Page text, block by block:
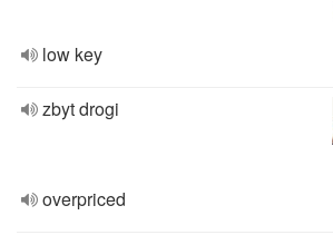
low key
zbyt drogi
overpriced